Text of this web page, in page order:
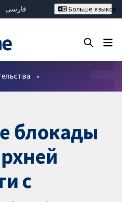
فارسی
文
Больше языков
блокады
с